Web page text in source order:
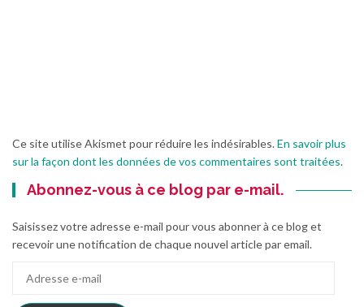
Ce site utilise Akismet pour réduire les indésirables.En savoir plus
sur la façon dont les données de vos commentaires sont traitées.
Abonnez-vous à ce blog par e-mail.
Saisissez votre adresse e-mail pour vous abonner à ce blog et
recevoir une notification de chaque nouvel article par email.